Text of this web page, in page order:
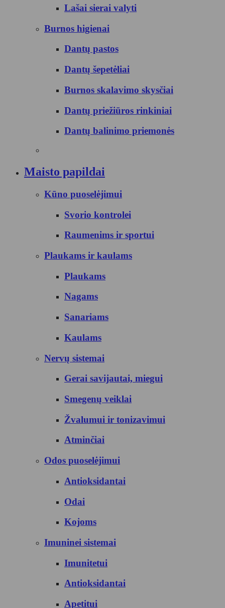
Lašai sierai valyti
Burnos higienai
Dantų pastos
Dantų šepetėliai
Burnos skalavimo skysčiai
Dantų priežiūros rinkiniai
Dantų balinimo priemonės
Maisto papildai
Kūno puoselėjimui
Svorio kontrolei
Raumenims ir sportui
Plaukams ir kaulams
Plaukams
Nagams
Sanariams
Kaulams
Nervų sistemai
Gerai savijautai, miegui
Smegenų veiklai
Žvalumui ir tonizavimui
Atminčiai
Odos puoselėjimui
Antioksidantai
Odai
Kojoms
Imuninei sistemai
Imunitetui
Antioksidantai
Apetitui